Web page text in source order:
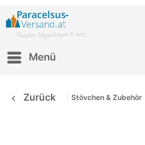
Menü
Zurück Stövchen & Zubehör